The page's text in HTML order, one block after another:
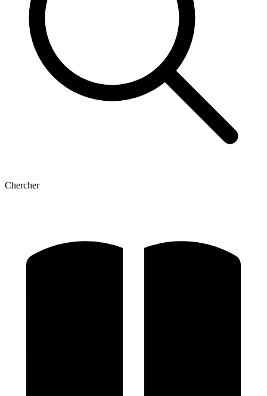
Chercher